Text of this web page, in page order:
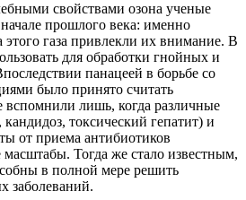
свойствами озона ученые
прошлого века: именно
этого газа привлекли их внимание. В
для обработки гнойных и
панацеей в борьбе со
было принято считать
вспомнили лишь, когда различные
токсический гепатит) и
от приема антибиотиков
Тогда же стало известным,
в полной мере решить
заболеваний.